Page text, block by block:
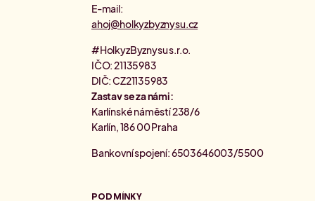
E-mail:
ahoj@holkyzbyznysu.cz
#HolkyzByznysu s.r.o.
IČO: 21135983
DIČ: CZ21135983
Zastav se za námi:
Karlínské náměstí 238/6
Karlín, 186 00 Praha
Bankovní spojení: 6503646003/5500
PODMÍNKY